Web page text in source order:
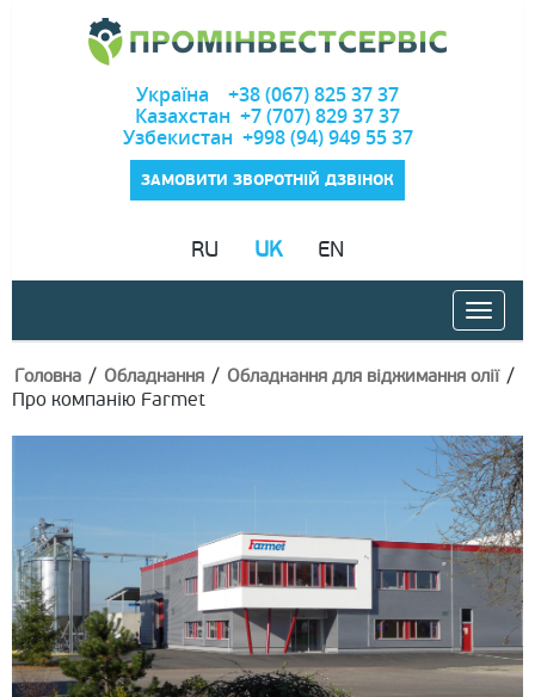
Україна +38 (067) 825 37 37
Казахстан +7 (707) 829 37 37
Узбекистан +998 (94) 949 55 37
ЗАМОВИТИ ЗВОРОТНІЙ ДЗВІНОК
RU UK EN
Головна / Обладнання / Обладнання для віджимання олії /
Про компанію Farmet